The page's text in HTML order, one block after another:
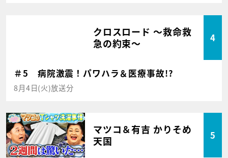
クロスロード ～救命救
急の約束～
4
＃5 病院激震！パワハラ＆医療事故!?
8月4日(火)放送分
マツコ＆有吉 かりそめ
天国
5